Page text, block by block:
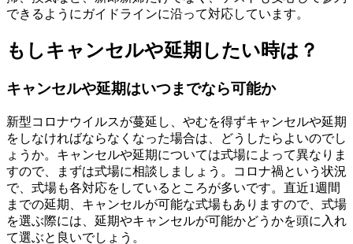
できるようにガイドラインに沿って対応しています。
もしキャンセルや延期したい時は？
キャンセルや延期はいつまでなら可能か
新型コロナウイルスが蔓延し、やむを得ずキャンセルや延期
をしなければならなくなった場合は、どうしたらよいのでし
ょうか。キャンセルや延期については式場によって異なりま
すので、まずは式場に相談しましょう。コロナ禍という状況
で、式場も各対応をしているところが多いです。直近1週間
までの延期、キャンセルが可能な式場もありますので、式場
を選ぶ際には、延期やキャンセルが可能かどうかを頭に入れ
て選ぶと良いでしょう。